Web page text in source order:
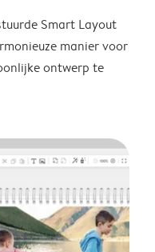
Smart Layout
manier voor
ontwerp te